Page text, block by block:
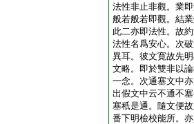
法性非止非觀。業
般若般若即觀。結
此二亦即法性。故
法性名爲安心。次
異耳。彼文寛故先
文略。即於雙非以
一念。次通塞文中
出假文中云不通不
塞秖是通。隨文便
番下明檢校能所。